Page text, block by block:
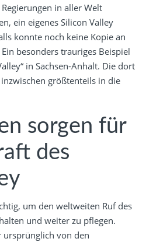
in aller Welt
ein eigenes Silicon Valley
konnte noch keine Kopie an
besonders trauriges Beispiel
in Sachsen-Anhalt. Die dort
größtenteils in die
sorgen für
des
um den weltweiten Ruf des
und weiter zu pflegen.
ursprünglich von den